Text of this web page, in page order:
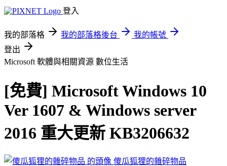
登入
我的部落格 我的部落格後台
我的帳號
登出
Microsoft 軟體與相關資源 數位生活
[免費] Microsoft Windows 10
Ver 1607 & Windows server
2016 重大更新 KB3206632
傻瓜狐狸的雜碎物品